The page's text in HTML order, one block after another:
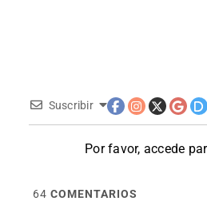
Suscribir
Por favor, accede
64 COMENTARIOS